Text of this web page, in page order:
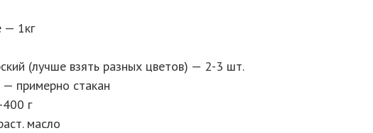
— 1кг
(лучше взять разных цветов) — 2-3 шт.
примерно стакан
г
масло